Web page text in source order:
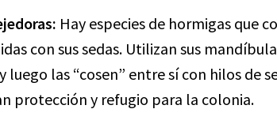
Hay especies de hormigas que
con sus sedas. Utilizan sus
luego las “cosen” entre sí con hilos de
protección y refugio para la colonia.